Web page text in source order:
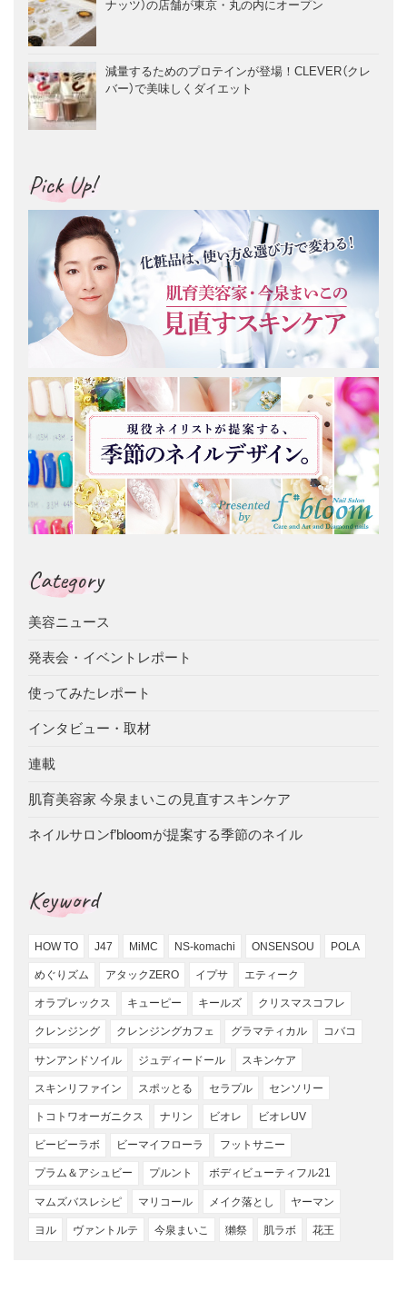
ナッツ）の店舗が東京・丸の内にオープン
減量するためのプロテインが登場！CLEVER（クレ
バー）で美味しくダイエット
Pick Up!
Category
美容ニュース
発表会・イベントレポート
使ってみたレポート
インタビュー・取材
連載
肌育美容家 今泉まいこの見直すスキンケア
ネイルサロンf’bloomが提案する季節のネイル
Keyword
HOW TO J47 MiMC NS-komachi ONSENSOU POLA
めぐりズム アタックZERO イプサ エティーク
オラプレックス キューピー キールズ クリスマスコフレ
クレンジング クレンジングカフェ グラマティカル コバコ
サンアンドソイル ジュディードール スキンケア
スキンリファイン スポッとる セラプル センソリー
トコトワオーガニクス ナリン ビオレ ビオレUV
ビービーラボ ビーマイフローラ フットサニー
プラム＆アシュビー プルント ボディビューティフル21
マムズバスレシピ マリコール メイク落とし ヤーマン
ヨル ヴァントルテ 今泉まいこ 獺祭 肌ラボ 花王